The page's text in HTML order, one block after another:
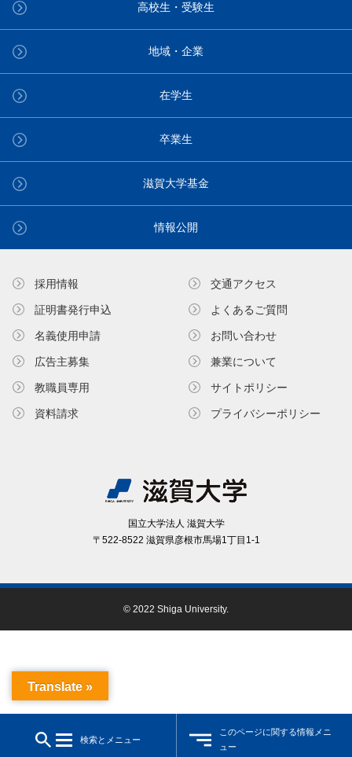
高校生・受験生
地域・企業
在学生
卒業生
滋賀大学基金
情報公開
国⽴⼤学法⼈ 滋賀⼤学
〒522-8522 滋賀県彦根市⾺場1丁⽬1-1
採用情報
証明書発⾏申込
名義使⽤申請
広告主募集
教職員専⽤
資料請求
交通アクセス
よくあるご質問
お問い合わせ
兼業について
サイトポリシー
プライバシーポリシー
© 2022 Shiga University.
検索とメニュー
このページに関する情報メニ
ュー
Translate »